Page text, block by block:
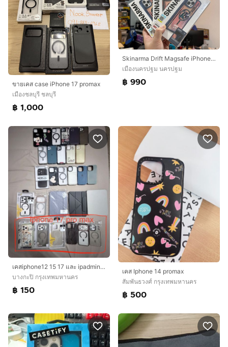
ขายเคส case iPhone 17 promax
เมืองชลบุรี ชลบุรี
฿ 1,000
Skinarma Drift Magsafe iPhone 15Pro 15PM
เมืองนครปฐม นครปฐม
฿ 990
เคสiphone12 15 17 และ ipadmini6 7
บางกะปิ กรุงเทพมหานคร
฿ 150
เคส Iphone 14 promax
สัมพันธวงศ์ กรุงเทพมหานคร
฿ 500